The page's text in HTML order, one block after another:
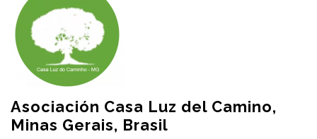
Asociación Casa Luz del Camino,
Minas Gerais, Brasil